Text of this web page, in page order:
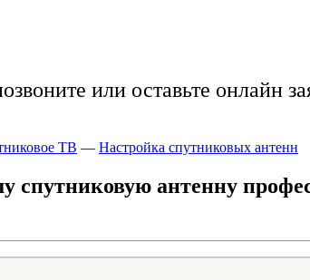
или оставьте онлайн
ТВ — Настройка спутниковых антенн
спутниковую антенну